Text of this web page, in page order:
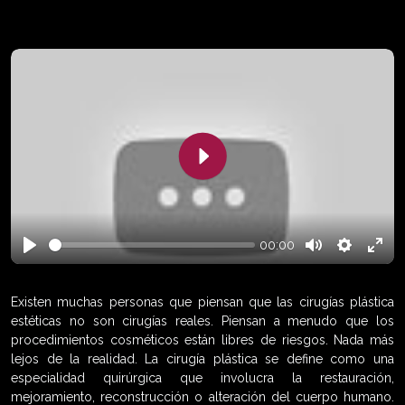
Play
00:00
MuteSettings
Enter
Play
Existen muchas personas que piensan que las cirugías plástica
estéticas no son cirugías reales. Piensan a menudo que los
procedimientos cosméticos están libres de riesgos. Nada más
lejos de la realidad. La cirugía plástica se define como una
especialidad quirúrgica que involucra la restauración,
mejoramiento, reconstrucción o alteración del cuerpo humano.